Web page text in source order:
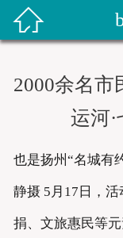

2000余名市
运河
也是扬州“名城有
静摄 5月17日，
捐、文旅惠民等